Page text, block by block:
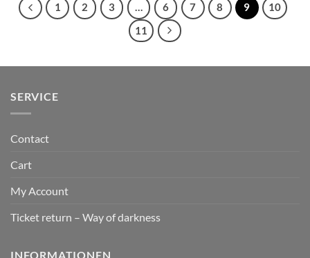
1 2 3 … 6 7 8 9
10
11
SERVICE
Contact
Cart
My Account
Ticket return – Way of darkness
INFORMATIONEN